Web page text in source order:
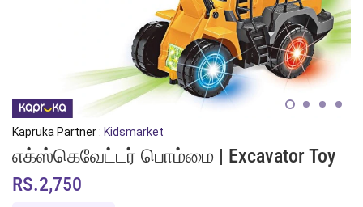
Kapruka Partner : Kidsmarket
எக்ஸ்கெவேட்டர் பொம்மை | Excavator Toy
RS.2,750